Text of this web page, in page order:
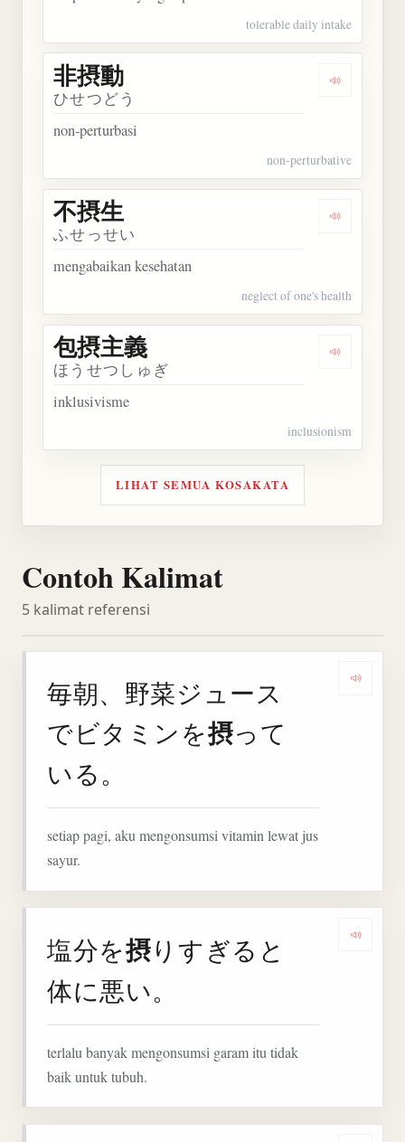
tolerable daily intake
Dengarkan
非摂動
ひせつどう
non-perturbasi
non-perturbative
Dengarkan
不摂生
ふせっせい
mengabaikan kesehatan
neglect of one's health
Dengarkan
包摂主義
ほうせつしゅぎ
inklusivisme
inclusionism
LIHAT SEMUA KOSAKATA
Contoh Kalimat
5 kalimat referensi
毎朝、野菜ジュース
でビタミンを摂って
いる。
setiap pagi, aku mengonsumsi vitamin lewat jus
sayur.
塩分を摂りすぎると
体に悪い。
terlalu banyak mengonsumsi garam itu tidak
baik untuk tubuh.